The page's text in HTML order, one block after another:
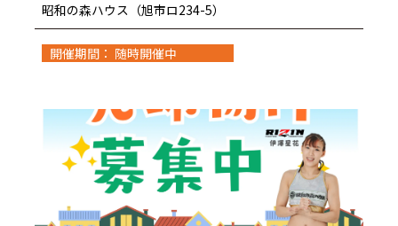
昭和の森ハウス（旭市ロ234-5）
開催期間： 随時開催中